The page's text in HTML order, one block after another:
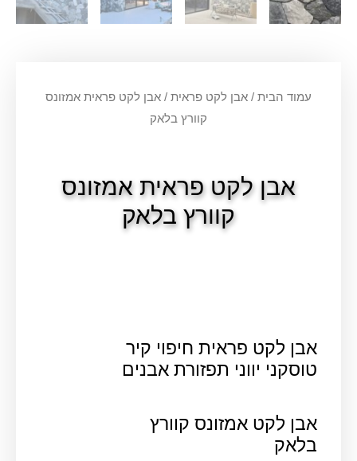
עמוד הבית / אבן לקט פראית / אבן לקט פראית אמזונס
קוורץ בלאק
אבן לקט פראית אמזונס
קוורץ בלאק
אבן לקט פראית חיפוי קיר
טוסקני יווני תפזורת אבנים
אבן לקט אמזונס קוורץ
בלאק